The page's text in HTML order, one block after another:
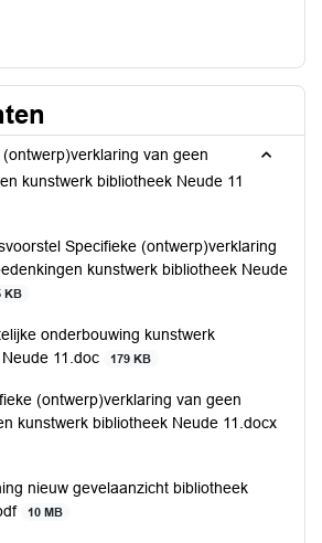
van geen
kunstwerk bibliotheek Neude 11
Specifieke (ontwerp)verklaring
kunstwerk bibliotheek Neude
KB
onderbouwing kunstwerk
11.doc
179 KB
(ontwerp)verklaring van geen
kunstwerk bibliotheek Neude 11.docx
nieuw gevelaanzicht bibliotheek
10 MB